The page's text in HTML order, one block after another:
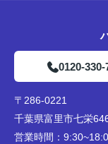
0120-330-
〒286-0221
千葉県富里市七栄
営業時間：